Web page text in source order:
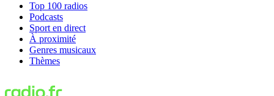
Top 100 radios
Podcasts
Sport en direct
À proximité
Genres musicaux
Thèmes